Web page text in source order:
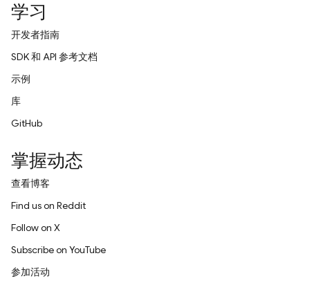
学习
开发者指南
SDK 和 API 参考文档
示例
库
GitHub
掌握动态
查看博客
Find us on Reddit
Follow on X
Subscribe on YouTube
参加活动